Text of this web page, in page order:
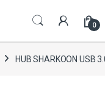
0
HUB SHARKOON USB